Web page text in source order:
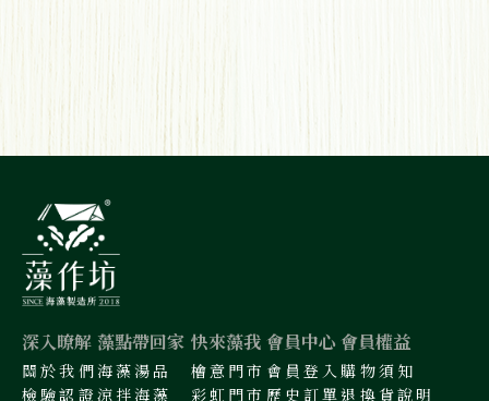
深入暸解
關於我們
檢驗認證
藻點帶回家
海藻湯品
涼拌海藻
快來藻我
檜意門市
彩虹門市
會員中心
會員登入
歷史訂單
會員權益
購物須知
退換貨說明